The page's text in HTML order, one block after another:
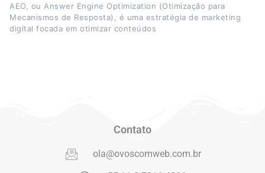
AEO, ou Answer Engine Optimization (Otimização para
Mecanismos de Resposta), é uma estratégia de marketing
digital focada em otimizar conteúdos
Contato
ola@ovoscomweb.com.br